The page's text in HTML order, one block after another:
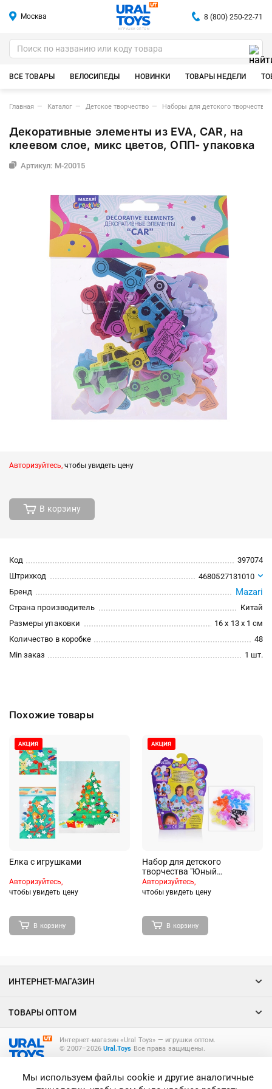
Москва
ИГРУШКИ ОПТОМ
8 (800) 250-22-71
ВСЕ ТОВАРЫ ВЕЛОСИПЕДЫ НОВИНКИ ТОВАРЫ НЕДЕЛИ
Главная Каталог Детское творчество Наборы для детского творчества
Декоративные элементы из EVA, CAR, на
клеевом слое, микс цветов, ОПП- упаковка
Артикул: M-20015
Авторизуйтесь, чтобы увидеть цену
В корзину
Код
397074
Штрихкод
4680527131010
Бренд
Mazari
Страна производитель
Китай
Размеры упаковки
16 x 13 x 1 см
Количество в коробке
48
Min заказ
1 шт.
Похожие товары
Елка с игрушками
Авторизуйтесь,
чтобы увидеть цену
В корзину
Набор для детского
творчества "Юный
фантазёр"в коробке
Авторизуйтесь,
чтобы увидеть цену
В корзину
Интернет-магазин «Ural Toys» ― игрушки оптом.
© 2007–2026Ural.Toys Все права защищены.
ИНТЕРНЕТ-МАГАЗИН
ТОВАРЫ ОПТОМ
Мы используем файлы cookie и другие аналогичные